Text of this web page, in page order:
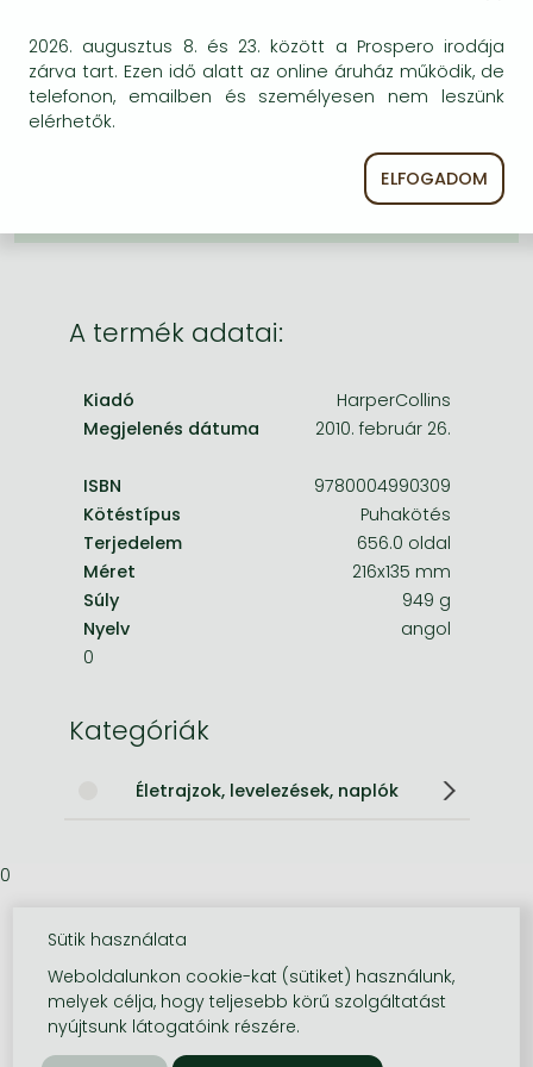
Bleach manga
One-Punch Man manga
BESZEREZHETŐSÉG
Bizonytalan a beszerezhetőség. Érdemes még
egyszer keresni szerzővel és címmel. Ha nem talál
A termék adatai:
Kiadó
HarperCollins
Megjelenés dátuma
2010. február 26.
ISBN
9780004990309
Kötéstípus
Puhakötés
Terjedelem
656.0 oldal
Méret
216x135 mm
Súly
949 g
Nyelv
angol
0
Kategóriák
Életrajzok, levelezések, naplók
0
2026. augusztus 8. és 23. között a Prospero irodája
zárva tart. Ezen idő alatt az online áruház működik, de
telefonon, emailben és személyesen nem leszünk
elérhetők.
ELFOGADOM
Sütik használata
Weboldalunkon cookie-kat (sütiket) használunk,
melyek célja, hogy teljesebb körű szolgáltatást
nyújtsunk látogatóink részére.